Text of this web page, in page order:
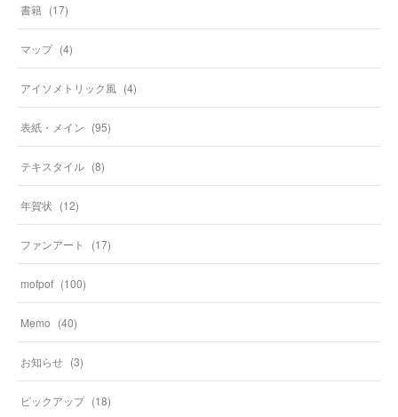
書籍 (17)
マップ (4)
アイソメトリック風 (4)
表紙・メイン (95)
テキスタイル (8)
年賀状 (12)
ファンアート (17)
mofpof (100)
Memo (40)
お知らせ (3)
ピックアップ (18)